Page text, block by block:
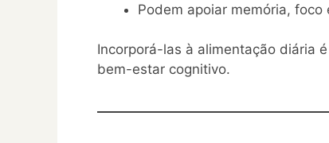
Podem apoiar memória, foco
Incorporá-las à alimentação diária
bem-estar cognitivo.